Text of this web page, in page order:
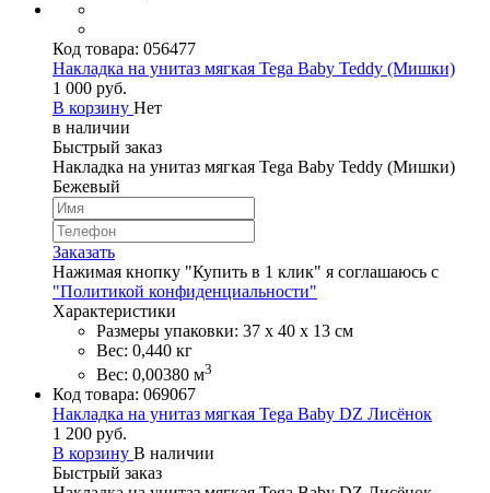
Код товара: 056477
Накладка на унитаз мягкая Tega Baby Teddy (Мишки)
1 000 руб.
В корзину Нет
в наличии
Быстрый заказ
Накладка на унитаз мягкая Tega Baby Teddy (Мишки)
Бежевый
Заказать
Нажимая кнопку "Купить в 1 клик" я соглашаюсь с
"Политикой конфиденциальности"
Характеристики
Размеры упаковки: 37 х 40 х 13 см
Вес: 0,440 кг
Вес: 0,00380 м3
Код товара: 069067
Накладка на унитаз мягкая Tega Baby DZ Лисёнок
1 200 руб.
В корзину В наличии
Быстрый заказ